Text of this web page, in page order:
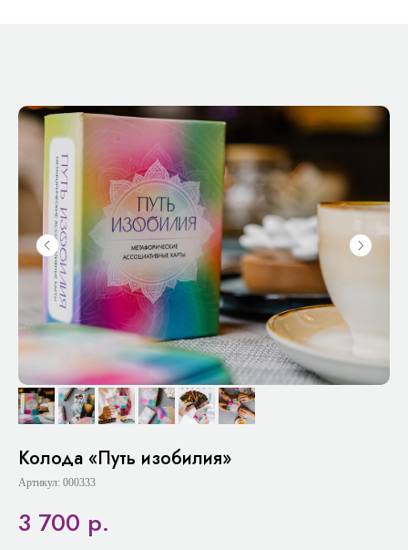
Колода «Путь изобилия»
Артикул: 000333
3 700 р.